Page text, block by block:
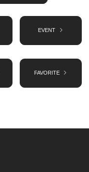
EVENT
FAVORITE